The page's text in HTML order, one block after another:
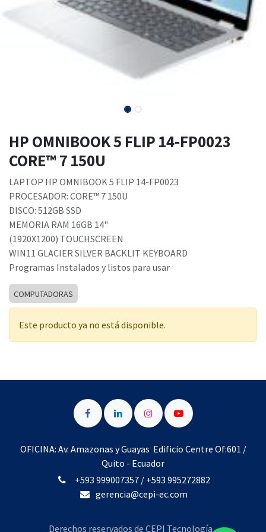
HP OMNIBOOK 5 FLIP 14-FP0023
CORE™ 7 150U
LAPTOP HP OMNIBOOK 5 FLIP 14-FP0023
PROCESADOR: CORE™ 7 150U
DISCO: 512GB SSD
MEMORIA RAM 16GB 14"
(1920X1200) TOUCHSCREEN
WIN11 GLACIER SILVER BACKLIT KEYBOARD
Programas Instalados y listos para usar
COMPUTADORAS
Este producto ya no está disponible.
OFICINA: Av. Amazonas y Guayas Edificio Centre Of:601 /
Quito - Ecuador
+593 999007357/ +593 995272882​
gerencia@cepi-ec.com
Derechos reservados de CEPI Tecnología